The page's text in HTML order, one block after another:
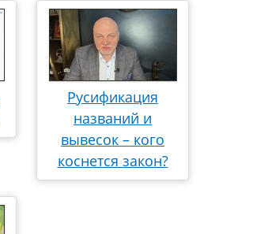
Русификация
названий и
вывесок – кого
коснется закон?